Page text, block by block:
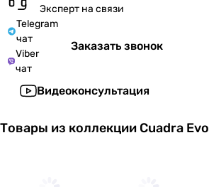
Эксперт на связи
Telegram
чат
Viber
чат
Заказать звонок
Видеоконсультация
Товары из коллекции Cuadra Evo